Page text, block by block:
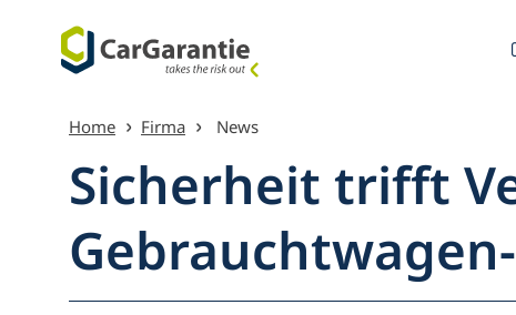
Przejdź do treści
Przegląd
Home Firma News
Sicherheit trifft